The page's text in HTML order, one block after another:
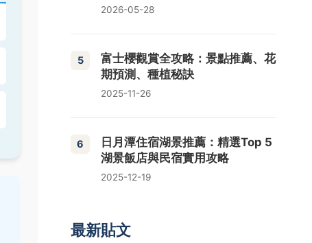
2026-05-28
5
富士櫻觀賞全攻略：景點推薦、花
期預測、種植秘訣
2025-11-26
6
日月潭住宿湖景推薦：精選Top 5
湖景飯店與民宿實用攻略
2025-12-19
最新貼文